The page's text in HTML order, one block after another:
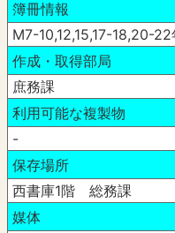
簿冊情報
M7-10,12,15,17-18,20-
作成・取得部局
庶務課
利用可能な複製物
-
保存場所
西書庫1階 総務課
媒体